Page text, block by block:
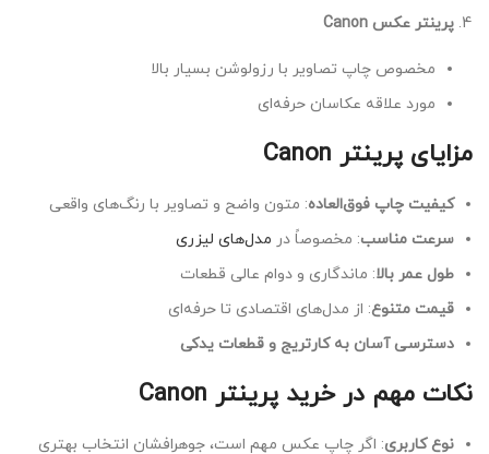
پرینتر عکس Canon
مخصوص چاپ تصاویر با رزولوشن بسیار بالا
مورد علاقه عکاسان حرفه‌ای
مزایای پرینتر Canon
کیفیت چاپ فوق‌العاده: متون واضح و تصاویر با رنگ‌های واقعی
سرعت مناسب: مخصوصاً در مدل‌های لیزری
طول عمر بالا: ماندگاری و دوام عالی قطعات
قیمت متنوع: از مدل‌های اقتصادی تا حرفه‌ای
دسترسی آسان به کارتریج و قطعات یدکی
نکات مهم در خرید پرینتر Canon
نوع کاربری: اگر چاپ عکس مهم است، جوهرافشان انتخاب بهتری